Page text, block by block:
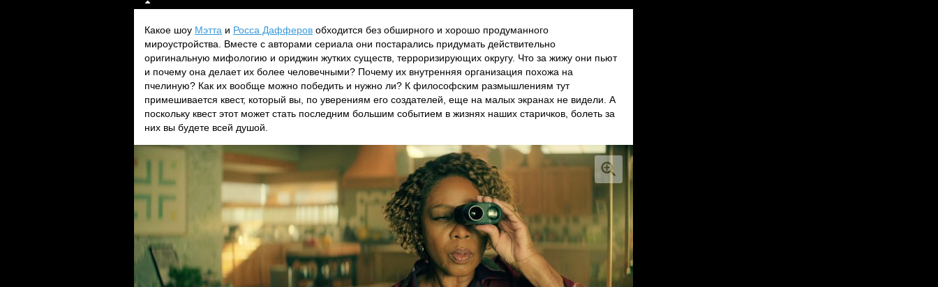
Какое шоу Мэтта и Росса Дафферов обходится без обширного и хорошо продуманного
мироустройства. Вместе с авторами сериала они постарались придумать действительно
оригинальную мифологию и ориджин жутких существ, терроризирующих округу. Что за жижу они пьют
и почему она делает их более человечными? Почему их внутренняя организация похожа на
пчелиную? Как их вообще можно победить и нужно ли? К философским размышлениям тут
примешивается квест, который вы, по уверениям его создателей, еще на малых экранах не видели. А
поскольку квест этот может стать последним большим событием в жизнях наших старичков, болеть за
них вы будете всей душой.